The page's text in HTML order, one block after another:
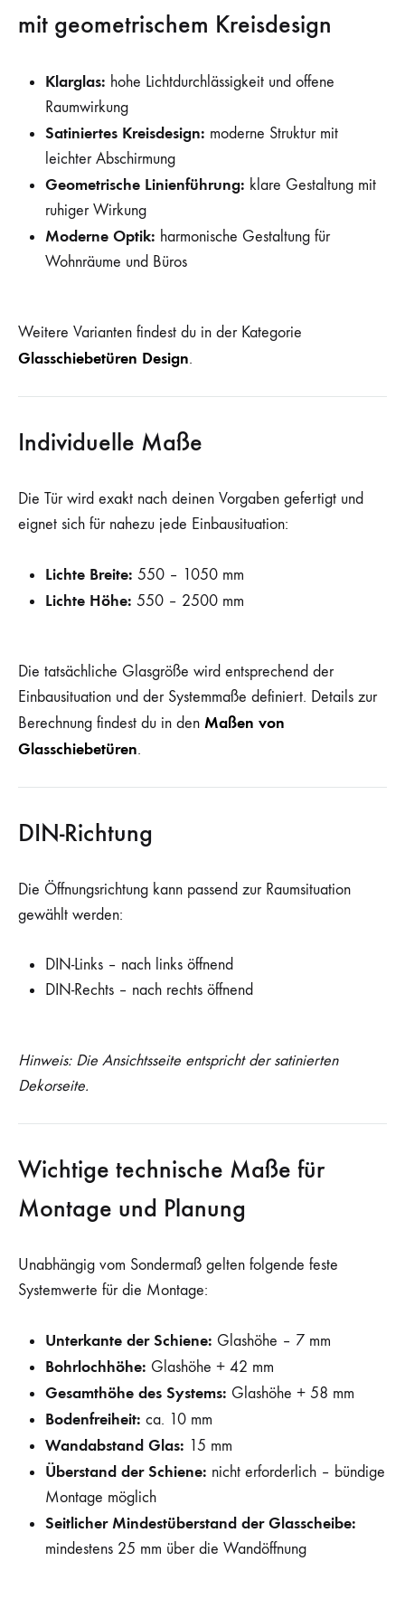
mit geometrischem Kreisdesign
Klarglas: hohe Lichtdurchlässigkeit und offene
Raumwirkung
Satiniertes Kreisdesign: moderne Struktur mit
leichter Abschirmung
Geometrische Linienführung: klare Gestaltung mit
ruhiger Wirkung
Moderne Optik: harmonische Gestaltung für
Wohnräume und Büros
Weitere Varianten findest du in der Kategorie
Glasschiebetüren Design.
Individuelle Maße
Die Tür wird exakt nach deinen Vorgaben gefertigt und
eignet sich für nahezu jede Einbausituation:
Lichte Breite: 550 – 1050 mm
Lichte Höhe: 550 – 2500 mm
Die tatsächliche Glasgröße wird entsprechend der
Einbausituation und der Systemmaße definiert. Details zur
Berechnung findest du in den Maßen von
Glasschiebetüren.
DIN-Richtung
Die Öffnungsrichtung kann passend zur Raumsituation
gewählt werden:
DIN-Links – nach links öffnend
DIN-Rechts – nach rechts öffnend
Hinweis: Die Ansichtsseite entspricht der satinierten
Dekorseite.
Wichtige technische Maße für
Montage und Planung
Unabhängig vom Sondermaß gelten folgende feste
Systemwerte für die Montage:
Unterkante der Schiene: Glashöhe – 7 mm
Bohrlochhöhe: Glashöhe + 42 mm
Gesamthöhe des Systems: Glashöhe + 58 mm
Bodenfreiheit: ca. 10 mm
Wandabstand Glas: 15 mm
Überstand der Schiene: nicht erforderlich – bündige
Montage möglich
Seitlicher Mindestüberstand der Glasscheibe:
mindestens 25 mm über die Wandöffnung